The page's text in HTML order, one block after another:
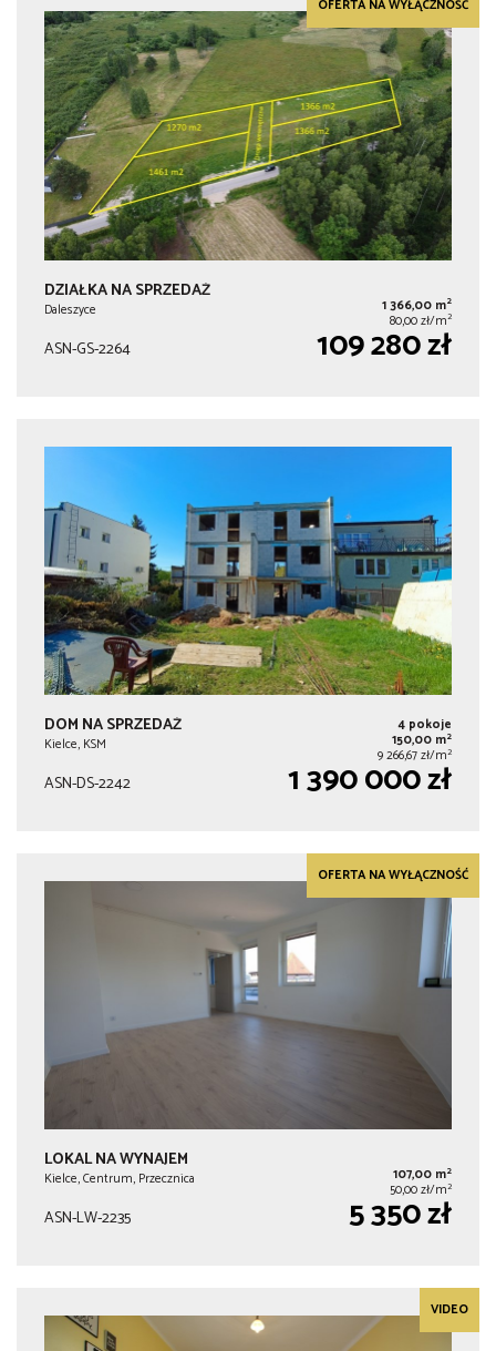
OFERTA NA WYŁĄCZNOŚĆ
DZIAŁKA NA SPRZEDAŻ
Daleszyce 1 366,00 m2
80,00 zł/m2
ASN-GS-2264 109 280 zł
DOM NA SPRZEDAŻ
Kielce, KSM
4 pokoje
150,00 m2
9 266,67 zł/m2
ASN-DS-2242 1 390 000 zł
OFERTA NA WYŁĄCZNOŚĆ
LOKAL NA WYNAJEM
Kielce, Centrum, Przecznica 107,00 m2
50,00 zł/m2
ASN-LW-2235 5 350 zł
VIDEO